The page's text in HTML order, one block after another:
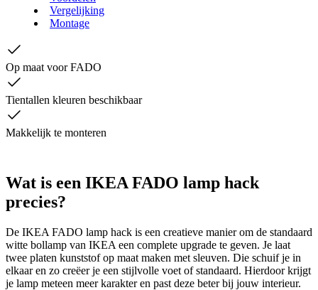
Vergelijking
Montage
Op maat voor FADO
Tientallen kleuren beschikbaar
Makkelijk te monteren
Wat is een IKEA FADO lamp hack
precies?
De IKEA FADO lamp hack is een creatieve manier om de standaard
witte bollamp van IKEA een complete upgrade te geven. Je laat
twee platen kunststof op maat maken met sleuven. Die schuif je in
elkaar en zo creëer je een stijlvolle voet of standaard. Hierdoor krijgt
je lamp meteen meer karakter en past deze beter bij jouw interieur.